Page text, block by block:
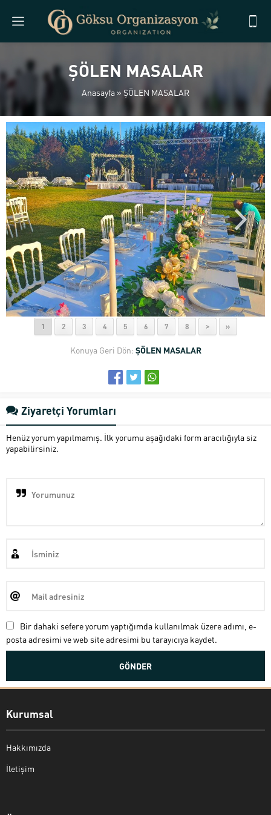
ŞÖLEN MASALAR
Anasayfa » ŞÖLEN MASALAR
1 2 3 4 5 6 7 8 > »
Konuya Geri Dön: ŞÖLEN MASALAR
Ziyaretçi Yorumları
Henüz yorum yapılmamış. İlk yorumu aşağıdaki form aracılığıyla siz
yapabilirsiniz.
Bir dahaki sefere yorum yaptığımda kullanılmak üzere adımı, e-
posta adresimi ve web site adresimi bu tarayıcıya kaydet.
Kurumsal
Hakkımızda
İletişim